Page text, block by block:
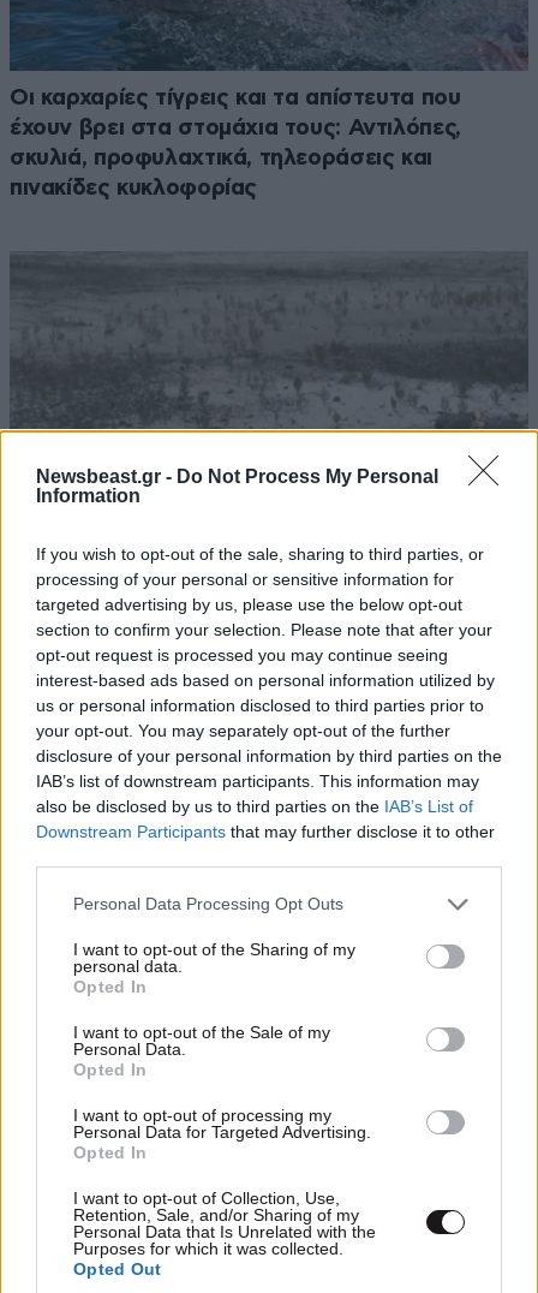
Newsbeast.gr - Do Not Process My Personal
Information
If you wish to opt-out of the sale, sharing to third parties, or
processing of your personal or sensitive information for
targeted advertising by us, please use the below opt-out
section to confirm your selection. Please note that after your
opt-out request is processed you may continue seeing
interest-based ads based on personal information utilized by
us or personal information disclosed to third parties prior to
your opt-out. You may separately opt-out of the further
disclosure of your personal information by third parties on the
IAB’s list of downstream participants. This information may
also be disclosed by us to third parties on the IAB’s List of
Downstream Participants that may further disclose it to other
Please note that this website/app uses one or more Google
not limited to your visit or usage behaviour. You may click to
grant or deny consent to Google and its third-party tags to
use your data for below specified purposes in below Google
consent section.
Personal Data Processing Opt Outs
I want to opt-out of the Sharing of my
personal data.
Opted In
I want to opt-out of the Sale of my
Personal Data.
Opted In
I want to opt-out of processing my
Personal Data for Targeted Advertising.
Opted In
I want to opt-out of Collection, Use,
Retention, Sale, and/or Sharing of my
Personal Data that Is Unrelated with the
Purposes for which it was collected.
Opted Out
Οι καρχαρίες τίγρεις και τα απίστευτα που
έχουν βρει στα στομάχια τους: Αντιλόπες,
σκυλιά, προφυλαχτικά, τηλεοράσεις και
πινακίδες κυκλοφορίας
Στέρεψε η λιμνοθάλασσα Καλοχωρίου από την
παρατεταμένη ανομβρία
Η ανακάλυψη των επιστημόνων για τον Ήλιο –
Βίντεο από τις μικροσκοπικές δίνες στην
επιφάνεια